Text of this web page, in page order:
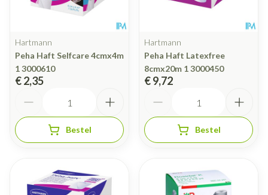
Hartmann
Peha Haft Selfcare 4cmx4m
1 3000610
€ 2,35
Bestel
Hartmann
Peha Haft Latexfree
8cmx20m 1 3000450
€ 9,72
Bestel